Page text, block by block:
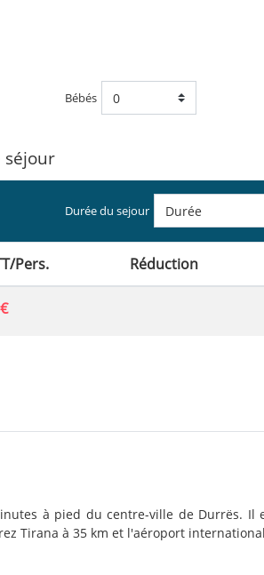
Bébés
séjour
Durée du sejour
Pers. Réduction
à pied du centre-ville de Durrës. Il
Tirana à 35 km et l'aéroport